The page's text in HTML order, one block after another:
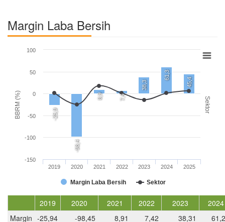
Margin Laba Bersih
BBRM (%) Sektor
-25,9
-98,4
8,9 7,4
38,3
61,3
45,4
Margin Laba Bersih Sektor
2019 2020 2021 2022 2023 2024 2025
-150
-100
-50
0
50
100
2019 2020 2021 2022 2023
2024
Margin -25,94 -98,45 8,91 7,42 38,31